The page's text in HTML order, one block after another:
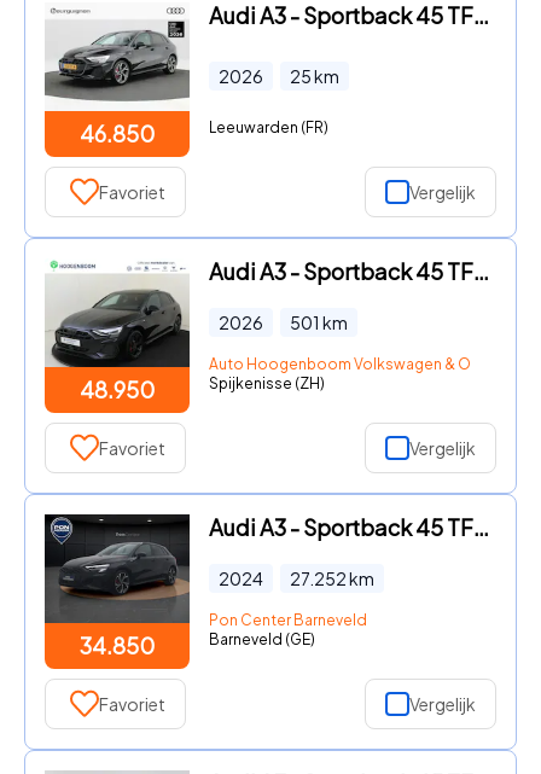
46.850
Audi A3 - Sportback 45 TFSI e | S edition Competition | 18 inch | Priv
2026 25km
Leeuwarden (FR)
Favoriet Vergelijk
48.950
Audi A3 - Sportback 45 TFSI e S edition Competition | Panoramadak | SO
2026 501 km
Auto Hoogenboom Volkswagen & Occasions
Spijkenisse (ZH)
Favoriet Vergelijk
34.850
Audi A3 - Sportback 45 TFSI e S edition Competition | Zwart Optiek | 1
2024 27.252km
Pon Center Barneveld
Barneveld (GE)
Favoriet Vergelijk